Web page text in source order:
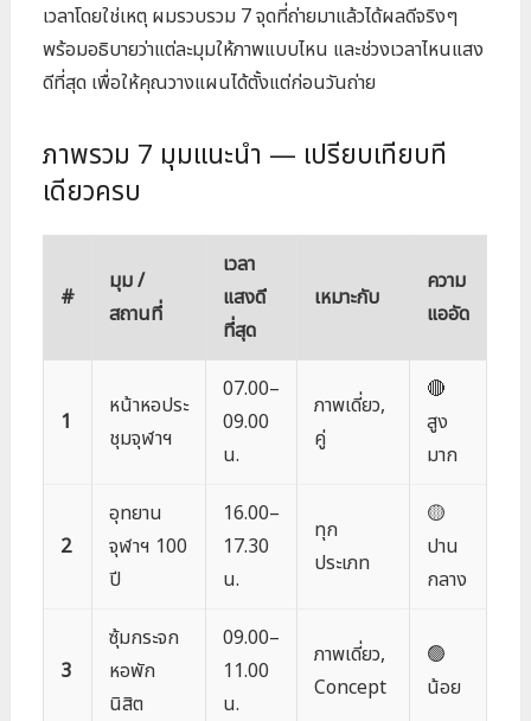
เวลาโดยใช่เหตุ ผมรวบรวม 7 จุดที่ถ่ายมาแล้วได้ผลดีจริงๆ
พร้อมอธิบายว่าแต่ละมุมให้ภาพแบบไหน และช่วงเวลาไหนแสง
ดีที่สุด เพื่อให้คุณวางแผนได้ตั้งแต่ก่อนวันถ่าย
ภาพรวม 7 มุมแนะนำ — เปรียบเทียบที
เดียวครบ
#
มุม /
สถานที่
เวลา
แสงดี
ที่สุด
เหมาะกับ
ความ
แออัด
1
หน้าหอประ
ชุมจุฬาฯ
07.00–
09.00
น.
ภาพเดี่ยว,
คู่
🔴
สูง
มาก
2
อุทยาน
จุฬาฯ 100
ปี
16.00–
17.30
น.
ทุก
ประเภท
🟡
ปาน
กลาง
3
ซุ้มกระจก
หอพัก
นิสิต
09.00–
11.00
น.
ภาพเดี่ยว,
Concept
🟢
น้อย